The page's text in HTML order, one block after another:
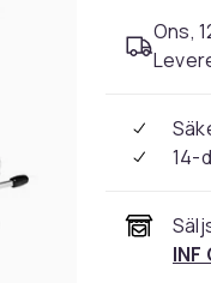
Ons,
14-
INF